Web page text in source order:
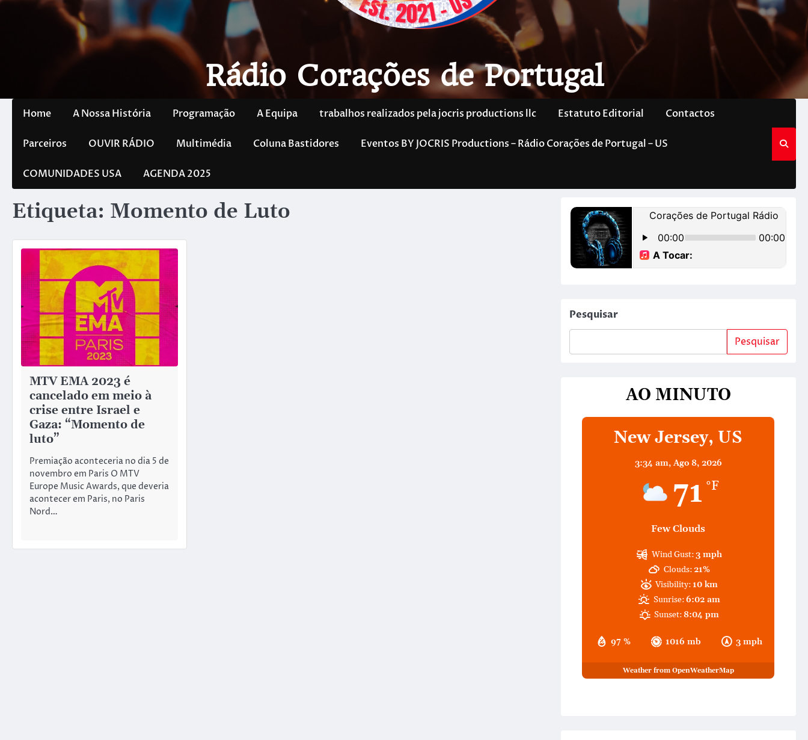
Rádio Corações de Portugal
Home A Nossa História Programação A Equipa trabalhos realizados pela jocris productions llc Estatuto Editorial Contactos
Parceiros OUVIR RÁDIO Multimédia Coluna Bastidores Eventos BY JOCRIS Productions – Rádio Corações de Portugal – US
COMUNIDADES USA AGENDA 2025
Etiqueta: Momento de Luto
MTV EMA 2023 é
cancelado em meio à
crise entre Israel e
Gaza: “Momento de
luto”
Premiação aconteceria no dia 5 de
novembro em Paris O MTV
Europe Music Awards, que deveria
acontecer em Paris, no Paris
Nord…
Pesquisar
Pesquisar
AO MINUTO
New Jersey, US
3:34 am, Ago 8, 2026
71 °F
Few Clouds
97 % 1016 mb 3 mph
Wind Gust:3 mph
Clouds:21%
Visibility: 10 km
Sunrise:6:02 am
Sunset:8:04 pm
Weather from OpenWeatherMap